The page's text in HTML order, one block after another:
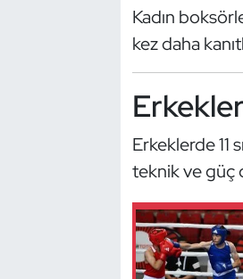
Kadın
kez daha
Erkeklerde 11
teknik ve güç
Modern Pentatlon
Motor Sporları